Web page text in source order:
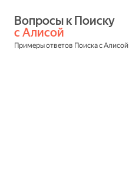
с Алисой
Примеры ответов Поиска с Алисой